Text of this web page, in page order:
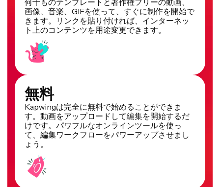
画像、音楽、GIFを使って、すぐに制作を開始で
きます。リンクを貼り付ければ、インターネッ
ト上のコンテンツを用途変更できます。
無料
Kapwingは完全に無料で始めることができま
す。動画をアップロードして編集を開始するだ
けです。パワフルなオンラインツールを使っ
て、編集ワークフローをパワーアップさせまし
ょう。